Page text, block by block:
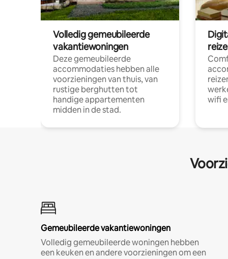
Volledig gemeubileerde
vakantiewoningen
Deze gemeubileerde
accommodaties hebben alle
voorzieningen van thuis, van
rustige berghutten tot
handige appartementen
midden in de stad.
wifi
Gemeubileerde vakantiewoningen
Volledig gemeubileerde woningen hebben
een keuken en andere voorzieningen om een